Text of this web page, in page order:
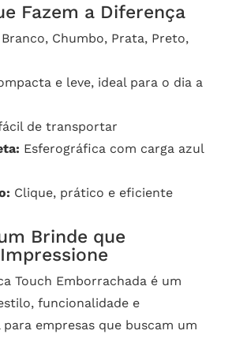
Fazem a Diferença
Chumbo, Prata, Preto,
e leve, ideal para o dia a
de transportar
Esferográfica com carga azul
Clique, prático e eficiente
Brinde que
Touch Emborrachada é um
funcionalidade e
empresas que buscam um